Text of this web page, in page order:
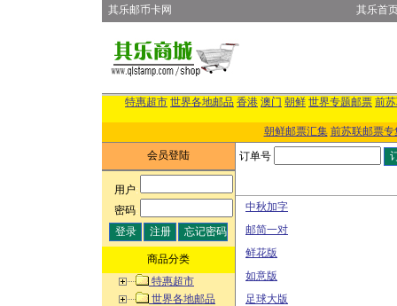
其乐邮币卡网 其乐首
特惠超市 世界各地邮品 香港 澳门 朝鲜 世界专题邮票 前
朝鲜邮票汇集 前苏联邮票专
会员登陆
用户:
密码:
商品分类
特惠超市
世界各地邮品
订单号
中秋加字
邮简一对
鲜花版
如意版
足球大版